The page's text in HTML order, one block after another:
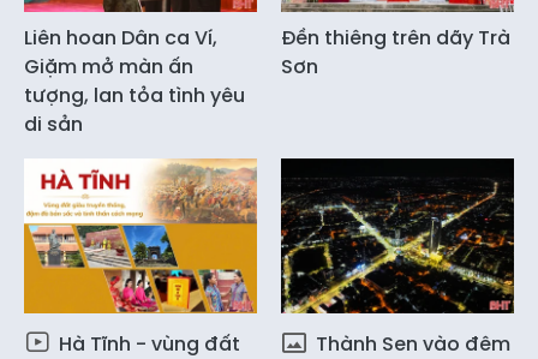
Liên hoan Dân ca Ví,
Giặm mở màn ấn
tượng, lan tỏa tình yêu
di sản
Đền thiêng trên dãy Trà
Sơn
Hà Tĩnh - vùng đất
Thành Sen vào đêm